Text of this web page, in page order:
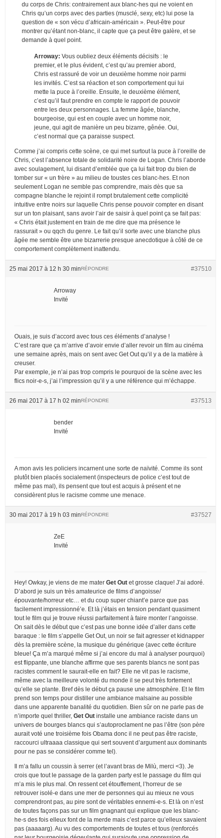
du corps de Chris: contrairement aux blanc-hes qui ne voient en
Chris qu’un corps avec des parties (musclé, sexy, etc) lui pose la
question de « son vécu d’africain-américain ». Peut-être pour
montrer qu’étant non-blanc, il capte que ça peut être galère, et se
demande à quel point.
Arroway: Vous oubliez deux éléments décisifs : le
premier, et le plus évident, c’est qu’au premier abord,
Chris est rassuré de voir un deuxième homme noir parmi
les invités. C’est sa réaction et son comportement qui lui
mette la puce à l’oreille. Ensuite, le deuxième élément,
c’est qu’il faut prendre en compte le rapport de pouvoir
entre les deux personnages. La femme âgée, blanche,
bourgeoise, qui est en couple avec un homme noir,
jeune, qui agit de manière un peu bizarre, gênée. Oui,
c’est normal que ça paraisse suspect.
Comme j’ai compris cette scène, ce qui met surtout la puce à l’oreille de
Chris, c’est l’absence totale de solidarité noire de Logan. Chris l’aborde
avec soulagement, lui disant d’emblée que ça lui fait trop du bien de
tomber sur « un frère » au milieu de toustes ces blanc-hes. Et non
seulement Logan ne semble pas comprendre, mais dès que sa
compagne blanche le rejoint il rompt brutalement cette complicité
intuitive entre noirs sur laquelle Chris pense pouvoir compter en disant
sur un ton plaisant, sans avoir l’air de saisir à quel point ça se fait pas:
« Chris était justement en train de me dire que ma présence le
rassurait » ou qqch du genre. Le fait qu’il sorte avec une blanche plus
âgée me semble être une bizarrerie presque anecdotique à côté de ce
comportement complètement inattendu.
25 mai 2017 à 12 h 30 min #37510
RÉPONDRE
Arroway
Invité
Ouais, je suis d’accord avec tous ces éléments d’analyse !
C’est rare que ça m’arrive d’avoir envie d’aller revoir un film au cinéma
une semaine après, mais on sent avec Get Out qu’il y a de la matière à
creuser.
Par exemple, je n’ai pas trop compris le pourquoi de la scène avec les
flics noir-e-s, j’ai l’impression qu’il y a une référence qui m’échappe.
26 mai 2017 à 17 h 02 min #37513
RÉPONDRE
bender
Invité
A mon avis les policiers incarnent une sorte de naïvité. Comme ils sont
plutôt bien placés socialement (inspecteurs de police c’est tout de
même pas mal), ils pensent que tout est acquis à présent et ne
considèrent plus le racisme comme une menace.
30 mai 2017 à 19 h 03 min #37527
RÉPONDRE
ZeE
Invité
Hey! Owkay, je viens de me mater Get Out et grosse claque! J’ai adoré.
D’abord je suis un très amateurice de films d’angoisse/
épouvante/horreur etc… et du coup super chiant’e parce que pas
facilement impressionné’e. Et là j’étais en tension pendant quasiment
tout le film qui je trouve réussi parfaitement à faire monter l’angoisse.
On sait dès le début que c’est pas une bonne idée d’aller dans cette
baraque : le film s’appelle Get Out, un noir se fait agresser et kidnapper
dès la première scène, la musique du générique (avec cette écriture
bleue! Ça m’a marqué même si j’ai encore du mal à analyser pourquoi)
est flippante, une blanche affirme que ses parents blancs ne sont pas
racistes comment le saurait-elle en fait? Elle ne vit pas le racisme,
même avec la meilleure volonté du monde il se peut très fortement
qu’elle se plante. Bref dès le début ça pause une atmosphère. Et le film
prend son temps pour distiller une ambiance malsaine au possible
dans une apparente banalité du quotidien. Bien sûr on ne parle pas de
n’importe quel thriller, Get Out installe une ambiance raciste dans un
univers de bourges blancs qui s’autoproclament ne pas l’être (son père
aurait voté une troisième fois Obama donc il ne peut pas être raciste,
raccourci ultraaaa classique qui sert souvent d’argument aux dominants
pour ne pas se considérer comme tel).
Il m’a fallu un coussin à serrer (et l’avant bras de Milù, merci <3). Je
crois que tout le passage de la garden party est le passage du film qui
m’a mis le plus mal. On ressent cet étouffement, l’horreur de se
retrouver isolé-e dans une mer de personnes qui au mieux ne vous
comprendront pas, au pire sont de véritables ennemi-e-s. Et là on n’est
de toutes façons pas sur un film gnagnant qui explique que les blanc-
he-s des fois elleux font de la merde mais c’est parce qu’elleux savaient
pas (aaaaarg). Au vu des comportements de toutes et tous (renforcés